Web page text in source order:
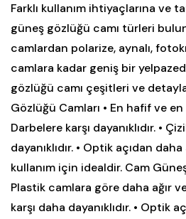
Farklı kullanım ihtiyaçlarına ve
güneş gözlüğü camı türleri
camlardan polarize, aynalı,
camlara kadar geniş bir
gözlüğü camı çeşitleri ve
Gözlüğü Camları • En hafif ve
Darbelere karşı dayanıklıdır. •
dayanıklıdır. • Optik açıdan
kullanım için idealdir. Cam
Plastik camlara göre daha ağır
karşı daha dayanıklıdır. • Optik